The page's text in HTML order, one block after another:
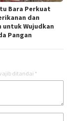
Bara Perkuat
dan
untuk Wujudkan
Pangan
ditandai *